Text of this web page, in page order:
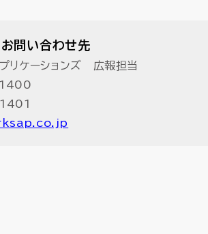
問い合わせ先
リケーションズ 広報担当